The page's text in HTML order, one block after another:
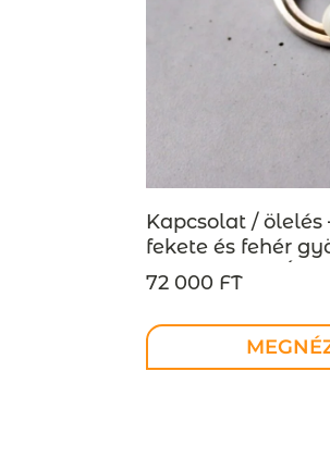
Kapcsolat /
fekete és fehér
MEGRENDELÉSRE
72 000 FT